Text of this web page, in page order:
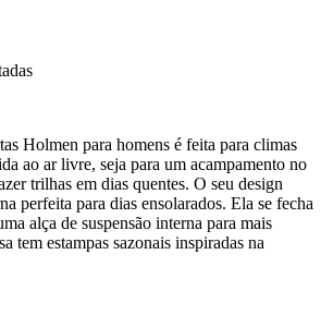
Holmen para homens é feita para climas
ao ar livre, seja para um acampamento no
trilhas em dias quentes. O seu design
perfeita para dias ensolarados. Ela se fecha
alça de suspensão interna para mais
tem estampas sazonais inspiradas na